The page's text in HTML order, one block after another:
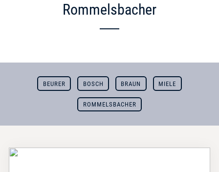
Rommelsbacher
BEURER BOSCH BRAUN MIELE
ROMMELSBACHER